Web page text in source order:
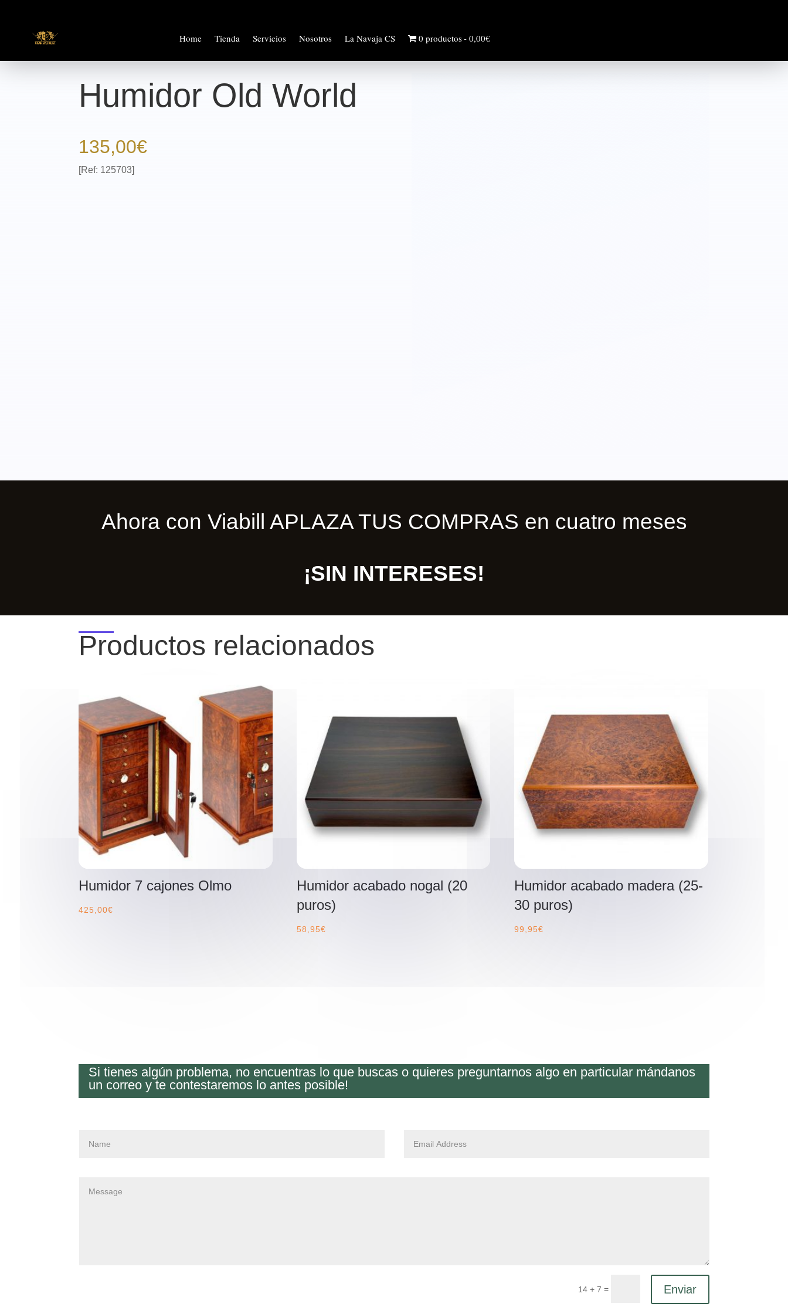
Home Tienda Servicios Nosotros La Navaja CS 0 productos 0,00€
Humidor Old World
135,00€
[Ref: 125703]
Ahora con Viabill APLAZA TUS COMPRAS en cuatro meses
¡SIN INTERESES!
Productos relacionados
Humidor 7 cajones Olmo
425,00€
Humidor acabado nogal (20
puros)
58,95€
Humidor acabado madera (25-
30 puros)
99,95€
Si tienes algún problema, no encuentras lo que buscas o quieres preguntarnos algo en particular mándanos
un correo y te contestaremos lo antes posible!
14 + 7 = Enviar